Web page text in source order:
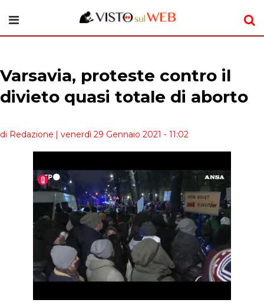
Varsavia, proteste contro il
divieto quasi totale di aborto
di Redazione | venerdì 29 Gennaio 2021 - 11:02